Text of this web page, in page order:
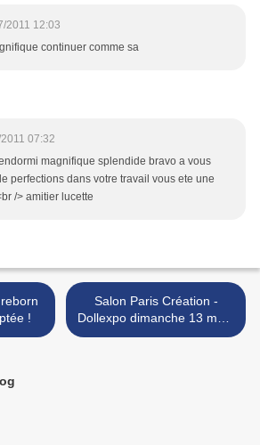
2011 12:03
continuer comme sa
07:32
magnifique splendide bravo a vous
perfections dans votre travail vous ete une
/> amitier lucette
!
Salon Paris Création -
Dollexpo dimanche 13 mars
>